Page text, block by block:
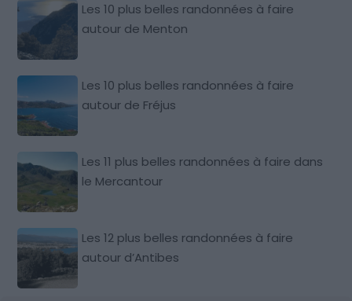
Les 10 plus belles randonnées à faire
autour de Menton
Les 10 plus belles randonnées à faire
autour de Fréjus
Les 11 plus belles randonnées à faire dans
le Mercantour
Les 12 plus belles randonnées à faire
autour d’Antibes